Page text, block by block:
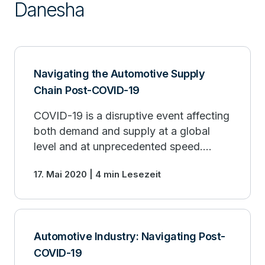
Danesha
Navigating the Automotive Supply
Chain Post-COVID-19
COVID-19 is a disruptive event affecting
both demand and supply at a global
level and at unprecedented speed.
should respond.
17. Mai 2020 | 4 min Lesezeit
Automotive Industry: Navigating Post-
COVID-19